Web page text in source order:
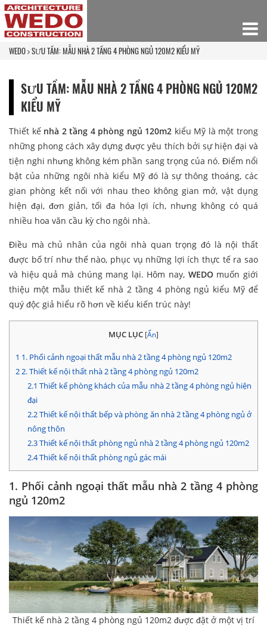
WEDO SƯU TẦM: MẪU NHÀ 2 TẦNG 4 PHÒNG NGỦ 120M2 KIỂU MỸ
SƯU TẦM: MẪU NHÀ 2 TẦNG 4 PHÒNG NGỦ 120M2
KIỂU MỸ
Thiết kế nhà 2 tầng 4 phòng ngủ 120m2 kiểu Mỹ là một trong
những phong cách xây dựng được yêu thích bởi sự hiện đại và
tiện nghi nhưng không kém phần sang trọng của nó. Điểm nổi
bật của những ngôi nhà kiểu Mỹ đó là sự thông thoáng, các
gian phòng kết nối với nhau theo không gian mở, vật dụng
hiện đại, đơn giản, tối đa hóa lợi ích, nhưng không có quá
nhiều hoa văn cầu kỳ cho ngôi nhà.
Điều mà chủ nhân của ngôi nhà quan trọng đó là nội thất
được bố trí như thế nào, phục vụ những lợi ích thực tế ra sao
và hiệu quả mà chúng mang lại. Hôm nay, WEDOmuốn giới
thiệu một mẫu thiết kế nhà 2 tầng 4 phòng ngủ kiểu Mỹ để
quý độc giả hiểu rõ hơn về kiểu kiến trúc này!
MỤC LỤC [Ẩn]
1 1. Phối cảnh ngoại thất mẫu nhà 2 tầng 4 phòng ngủ 120m2
22. Thiết kế nội thất nhà 2 tầng 4 phòng ngủ 120m2
2.1 Thiết kế phòng khách của mẫu nhà 2 tầng 4 phòng ngủ hiện
đại
2.2Thiết kế nội thất bếp và phòng ăn nhà 2 tầng 4 phòng ngủ ở
nông thôn
2.3Thiết kế nội thất phòng ngủ nhà 2 tầng 4 phòng ngủ 120m2
2.4Thiết kế nội thất phòng ngủ gác mái
1. Phối cảnh ngoại thất mẫu nhà 2 tầng 4 phòng
ngủ 120m2
Thiết kế nhà 2 tầng 4 phòng ngủ 120m2 được đặt ở một vị trí